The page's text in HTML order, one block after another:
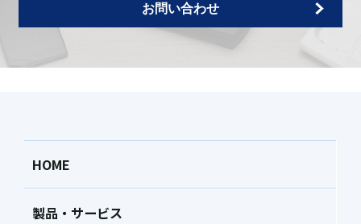
お問い合わせ
HOME
製品・サービス